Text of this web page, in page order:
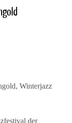
Winterjazz
der